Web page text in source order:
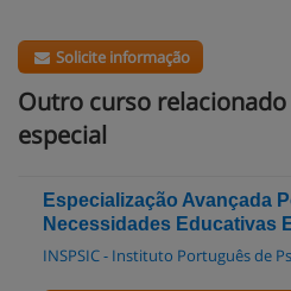
Solicite informação
Outro curso
especial
Especialização Avançada
Necessidades Educativas
INSPSIC - Instituto Português de